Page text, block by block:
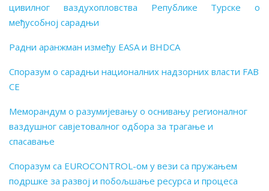
цивилног ваздухопловства Републике Турске о
међусобној сарадњи
Радни аранжман између EASA и BHDCA
Споразум о сарадњи националних надзорних власти FAB
CE
Меморандум o разумијевању о оснивању регионалног
ваздушног савјетовалног одбора за трагање и
спасавање
Споразум са EUROCONTROL-ом у вези са пружањем
подршке за развој и побољшање ресурса и процеса